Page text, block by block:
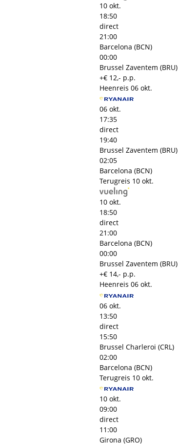
10 okt.
18:50
direct
21:00
Barcelona (BCN)
00:00
Brussel Zaventem (BRU)
+€ 12,- p.p.
Heenreis 06 okt.
06 okt.
17:35
direct
19:40
Brussel Zaventem (BRU)
02:05
Barcelona (BCN)
Terugreis 10 okt.
10 okt.
18:50
direct
21:00
Barcelona (BCN)
00:00
Brussel Zaventem (BRU)
+€ 14,- p.p.
Heenreis 06 okt.
06 okt.
13:50
direct
15:50
Brussel Charleroi (CRL)
02:00
Barcelona (BCN)
Terugreis 10 okt.
10 okt.
09:00
direct
11:00
Girona (GRO)